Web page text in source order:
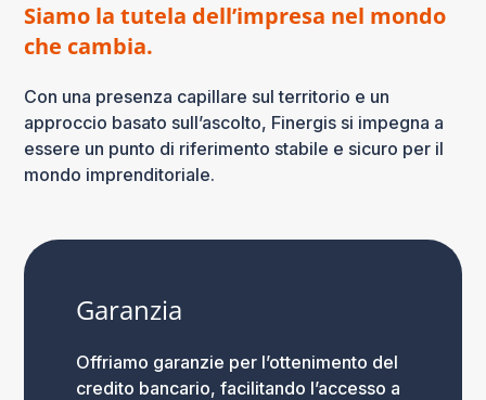
Siamo la tutela dell’impresa nel mondo
che cambia.
Con una presenza capillare sul territorio e un
approccio basato sull’ascolto, Finergis si impegna a
essere un punto di riferimento stabile e sicuro per il
mondo imprenditoriale.
Garanzia
Offriamo garanzie per l’ottenimento del
credito bancario, facilitando l’accesso a